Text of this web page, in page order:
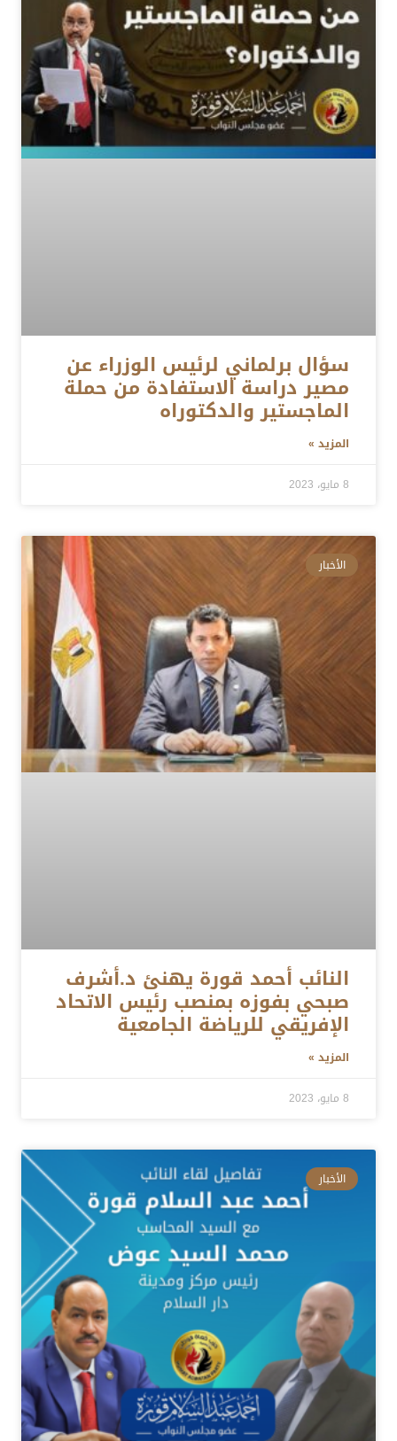
سؤال برلماني لرئيس الوزراء عن
مصير دراسة الاستفادة من حملة
الماجستير والدكتوراه
المزيد »
8 مايو، 2023
الأخبار
النائب أحمد قورة يهنئ د.أشرف
صبحي بفوزه بمنصب رئيس الاتحاد
الإفريقي للرياضة الجامعية
المزيد »
8 مايو، 2023
الأخبار